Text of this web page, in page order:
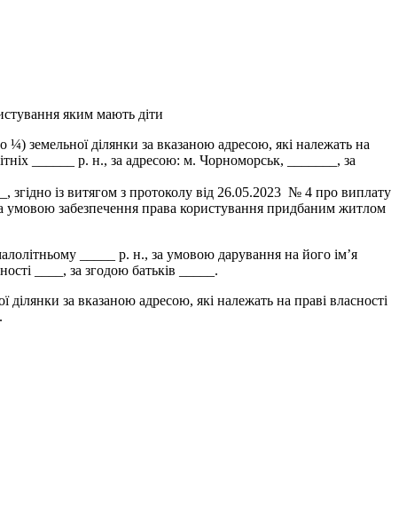
яким мають діти
земельної ділянки за вказаною адресою, які належать на
______ р. н., за адресою: м. Чорноморськ, _______, за
із витягом з протоколу від 26.05.2023 № 4 про виплату
умовою забезпечення права користування придбаним житлом
_____ р. н., за умовою дарування на його ім’я
____, за згодою батьків _____.
за вказаною адресою, які належать на праві власності